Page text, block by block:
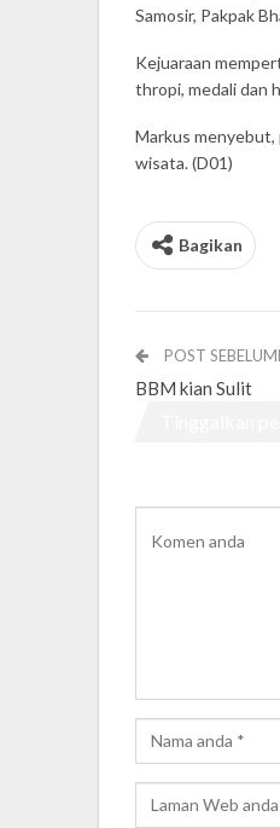
Samosir, Pakpak
Kejuaraan
thropi, medali dan
Markus menyebut,
wisata. (D01)
Bagikan
POST
BBM kian Sulit